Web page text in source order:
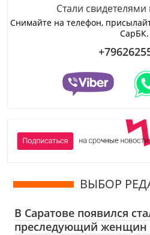
Стали свидетелями
Снимайте на телефон,
СарБК.
ВЫБОР
В Саратове появился
преследующий женщин